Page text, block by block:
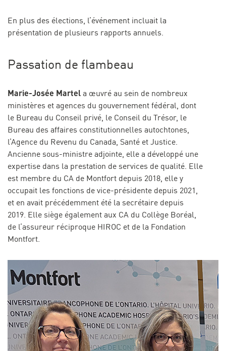
En plus des élections, l’événement incluait la
présentation de plusieurs rapports annuels.
Passation de flambeau
Marie-Josée Martel a œuvré au sein de nombreux
ministères et agences du gouvernement fédéral, dont
le Bureau du Conseil privé, le Conseil du Trésor, le
Bureau des affaires constitutionnelles autochtones,
l’Agence du Revenu du Canada, Santé et Justice.
Ancienne sous-ministre adjointe, elle a développé une
expertise dans la prestation de services de qualité. Elle
est membre du CA de Montfort depuis 2018, elle y
occupait les fonctions de vice-présidente depuis 2021,
et en avait précédemment été la secrétaire depuis
2019. Elle siège également aux CA du Collège Boréal,
de l’assureur réciproque HIROC et de la Fondation
Montfort.